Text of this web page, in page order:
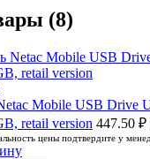
(8)
Mobile USB Drive
retail version 447.50 ₽
цены подтвердите у